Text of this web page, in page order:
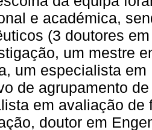
e académica,
(3 doutores
um mestre
um especialista
de agrupamento
em avaliação
doutor em